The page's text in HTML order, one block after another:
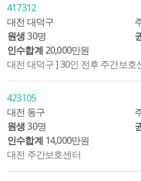
417312
대전 대덕구
원생 30명
인수합계20,000만원
대전 대덕구 ] 30인 전후 주간보호
423105
대전 동구
원생 30명
인수합계 14,000만원
대전 주간보호센터